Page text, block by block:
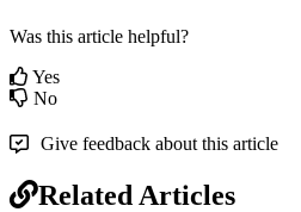
Was this article helpful?
Yes
No
Give feedback about this article
Related Articles